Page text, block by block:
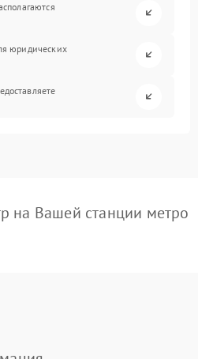
юридических
на Вашей станции метро